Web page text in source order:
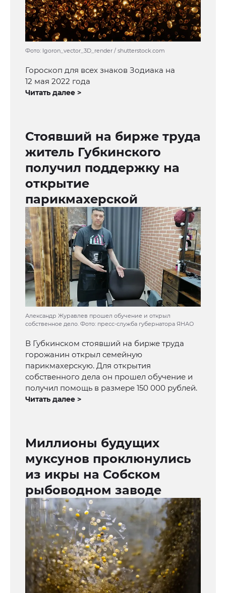
Фото: Igoron_vector_3D_render / shutterstock.com
Гороскоп для всех знаков Зодиака на
12 мая 2022 года
Читать далее >
Стоявший на бирже труда
житель Губкинского
получил поддержку на
открытие
парикмахерской
Александр Журавлев прошел обучение и открыл
собственное дело. Фото: пресс-служба губернатора ЯНАО
В Губкинском стоявший на бирже труда
горожанин открыл семейную
парикмахерскую. Для открытия
собственного дела он прошел обучение и
получил помощь в размере 150 000 рублей.
Читать далее >
Миллионы будущих
муксунов проклюнулись
из икры на Собском
рыбоводном заводе